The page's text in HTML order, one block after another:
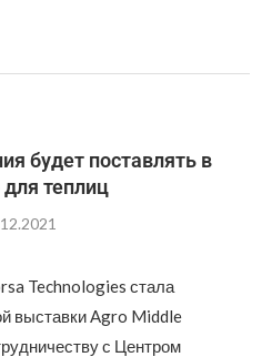
будет поставлять в
теплиц
Technologies стала
выставки Agro Middle
с Центром